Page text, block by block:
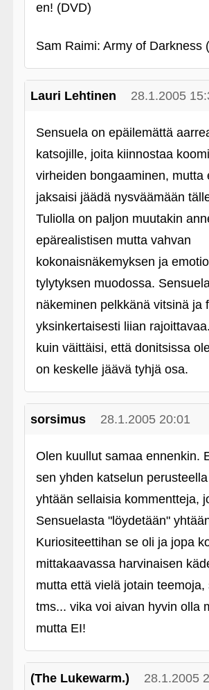
en! (DVD)
Sam Raimi: Army of Darkness
Lauri Lehtinen 28.1.2005
Sensuela on epäilemättä
katsojille, joita kiinnostaa
virheiden bongaaminen, mutta
jaksaisi jäädä nysväämään
Tuliolla on paljon muutakin
epärealistisen mutta vahvan
kokonaisnäkemyksen ja
tylytyksen muodossa.
näkeminen pelkkänä vitsinä ja
yksinkertaisesti liian
kuin väittäisi, että donitsissa
on keskelle jäävä tyhjä osa.
sorsimus 28.1.2005 20:01
Olen kuullut samaa ennenkin.
sen yhden katselun
yhtään sellaisia kommentteja,
Sensuelasta "löydetään"
Kuriositeettihan se oli ja jopa
mittakaavassa harvinaisen
mutta että vielä jotain teemoja,
tms... vika voi aivan hyvin olla
mutta EI!
(The Lukewarm.) 28.1.2005